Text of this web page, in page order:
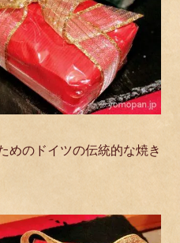
めのドイツの伝統的な焼き